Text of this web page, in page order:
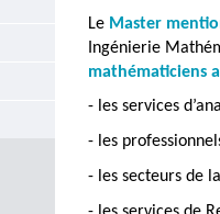
Contenu
de
la
page
Le Master
Ingénierie
mathématiciens
- les services
- les
- les secteurs de